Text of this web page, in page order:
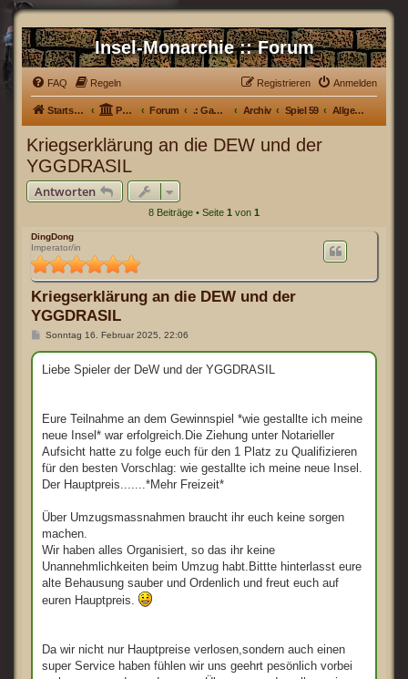
Insel-Monarchie :: Forum
FAQ Regeln Anmelden
Registrieren
Startseite Portal Forum .: Games :. Archiv Spiel 59 Allgemein
Kriegserklärung an die DEW und der
YGGDRASIL
Antworten
8 Beiträge • Seite 1 von 1
DingDong
Imperator/in
Kriegserklärung an die DEW und der
YGGDRASIL
B
i
t
Sonntag 16. Februar 2025, 22:06
Liebe Spieler der DeW und der YGGDRASIL
Eure Teilnahme an dem Gewinnspiel *wie gestallte ich meine
neue Insel* war erfolgreich.Die Ziehung unter Notarieller
Aufsicht hatte zu folge euch für den 1 Platz zu Qualifizieren
für den besten Vorschlag: wie gestallte ich meine neue Insel.
Der Hauptpreis.......*Mehr Freizeit*
Über Umzugsmassnahmen braucht ihr euch keine sorgen
machen.
Wir haben alles Organisiert, so das ihr keine
Unannehmlichkeiten beim Umzug habt.Bittte hinterlasst eure
alte Behausung sauber und Ordenlich und freut euch auf
euren Hauptpreis.
Da wir nicht nur Hauptpreise verlosen,sondern auch einen
super Service haben fühlen wir uns geehrt pesönlich vorbei